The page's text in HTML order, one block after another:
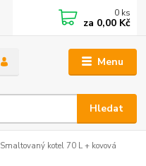
Menu
Hledat
0 ks
za 0,00 Kč
Smaltovaný kotel 70 L + kovová